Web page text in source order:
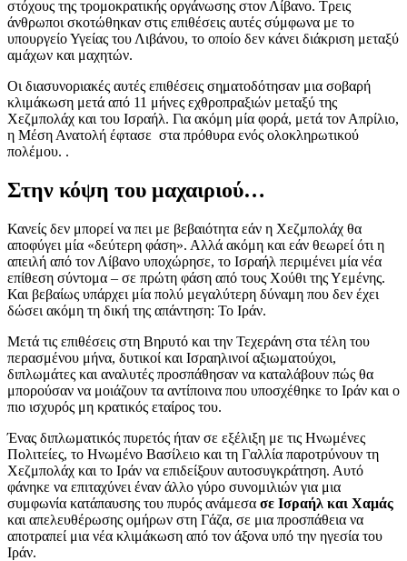
στόχους της τρομοκρατικής οργάνωσης στον Λίβανο. Τρεις
άνθρωποι σκοτώθηκαν στις επιθέσεις αυτές σύμφωνα με το
υπουργείο Υγείας του Λιβάνου, το οποίο δεν κάνει διάκριση μεταξύ
αμάχων και μαχητών.
Οι διασυνοριακές αυτές επιθέσεις σηματοδότησαν μια σοβαρή
κλιμάκωση μετά από 11 μήνες εχθροπραξιών μεταξύ της
Χεζμπολάχ και του Ισραήλ. Για ακόμη μία φορά, μετά τον Απρίλιο,
η Μέση Ανατολή έφτασε στα πρόθυρα ενός ολοκληρωτικού
πολέμου. .
Στην κόψη του μαχαιριού…
Κανείς δεν μπορεί να πει με βεβαιότητα εάν η Χεζμπολάχ θα
αποφύγει μία «δεύτερη φάση». Αλλά ακόμη και εάν θεωρεί ότι η
απειλή από τον Λίβανο υποχώρησε, το Ισραήλ περιμένει μία νέα
επίθεση σύντομα – σε πρώτη φάση από τους Χούθι της Υεμένης.
Και βεβαίως υπάρχει μία πολύ μεγαλύτερη δύναμη που δεν έχει
δώσει ακόμη τη δική της απάντηση: Το Ιράν.
Μετά τις επιθέσεις στη Βηρυτό και την Τεχεράνη στα τέλη του
περασμένου μήνα, δυτικοί και Ισραηλινοί αξιωματούχοι,
διπλωμάτες και αναλυτές προσπάθησαν να καταλάβουν πώς θα
μπορούσαν να μοιάζουν τα αντίποινα που υποσχέθηκε το Ιράν και ο
πιο ισχυρός μη κρατικός εταίρος του.
Ένας διπλωματικός πυρετός ήταν σε εξέλιξη με τις Ηνωμένες
Πολιτείες, το Ηνωμένο Βασίλειο και τη Γαλλία παροτρύνουν τη
Χεζμπολάχ και το Ιράν να επιδείξουν αυτοσυγκράτηση. Αυτό
φάνηκε να επιταχύνει έναν άλλο γύρο συνομιλιών για μια
συμφωνία κατάπαυσης του πυρός ανάμεσα σε Ισραήλ και Χαμάς
και απελευθέρωσης ομήρων στη Γάζα, σε μια προσπάθεια να
αποτραπεί μια νέα κλιμάκωση από τον άξονα υπό την ηγεσία του
Ιράν.